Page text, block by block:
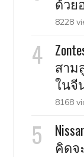
8228
สาม
ในจี
8168
คิดจ